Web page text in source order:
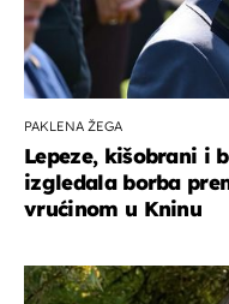
PAKLENA ŽEGA
Lepeze, kišobrani i
izgledala borba
vrućinom u Kninu